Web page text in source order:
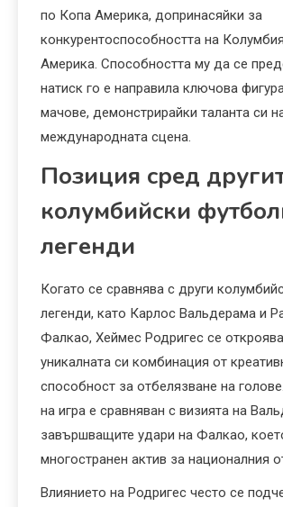
по Копа Америка, допринасяйки за
конкурентоспособността на
Америка. Способността му да се
натиск го е направила ключова
мачове, демонстрирайки таланта си
международната сцена.
Позиция сред
колумбийски
легенди
Когато се сравнява с други
легенди, като Карлос Вальдерама и
Фалкао, Хеймес Родригес се
уникалната си комбинация от
способност за отбелязване на
на игра е сравняван с визията на
завършващите удари на Фалкао,
многостранен актив за националния
Влиянието на Родригес често се